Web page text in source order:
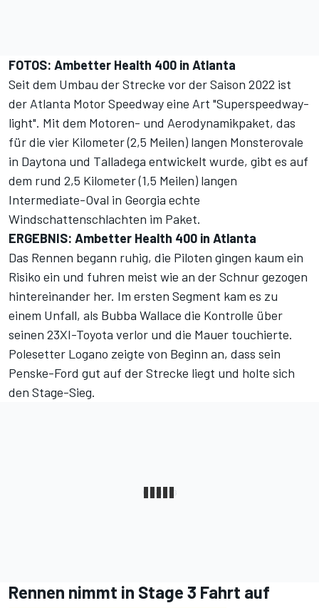
FOTOS: Ambetter Health 400 in Atlanta
Seit dem Umbau der Strecke vor der Saison 2022 ist
der Atlanta Motor Speedway eine Art "Superspeedway-
light". Mit dem Motoren- und Aerodynamikpaket, das
für die vier Kilometer (2,5 Meilen) langen Monsterovale
in Daytona und Talladega entwickelt wurde, gibt es auf
dem rund 2,5 Kilometer (1,5 Meilen) langen
Intermediate-Oval in Georgia echte
Windschattenschlachten im Paket.
ERGEBNIS: Ambetter Health 400 in Atlanta
Das Rennen begann ruhig, die Piloten gingen kaum ein
Risiko ein und fuhren meist wie an der Schnur gezogen
hintereinander her. Im ersten Segment kam es zu
einem Unfall, als Bubba Wallace die Kontrolle über
seinen 23XI-Toyota verlor und die Mauer touchierte.
Polesetter Logano zeigte von Beginn an, dass sein
Penske-Ford gut auf der Strecke liegt und holte sich
den Stage-Sieg.
Rennen nimmt in Stage 3 Fahrt auf